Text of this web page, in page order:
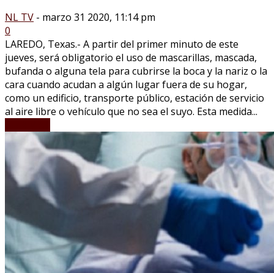
NL TV - marzo 31 2020, 11:14 pm
0
LAREDO, Texas.- A partir del primer minuto de este
jueves, será obligatorio el uso de mascarillas, mascada,
bufanda o alguna tela para cubrirse la boca y la nariz o la
cara cuando acudan a algún lugar fuera de su hogar,
como un edificio, transporte público, estación de servicio
al aire libre o vehículo que no sea el suyo. Esta medida...